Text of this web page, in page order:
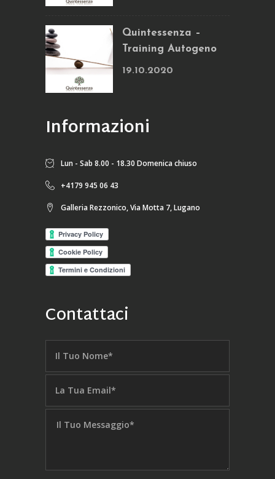
Quintessenza –
Training Autogeno
19.10.2020
Informazioni
Lun - Sab 8.00 - 18.30 Domenica chiuso
+4179 945 06 43
Galleria Rezzonico, Via Motta 7, Lugano
Contattaci